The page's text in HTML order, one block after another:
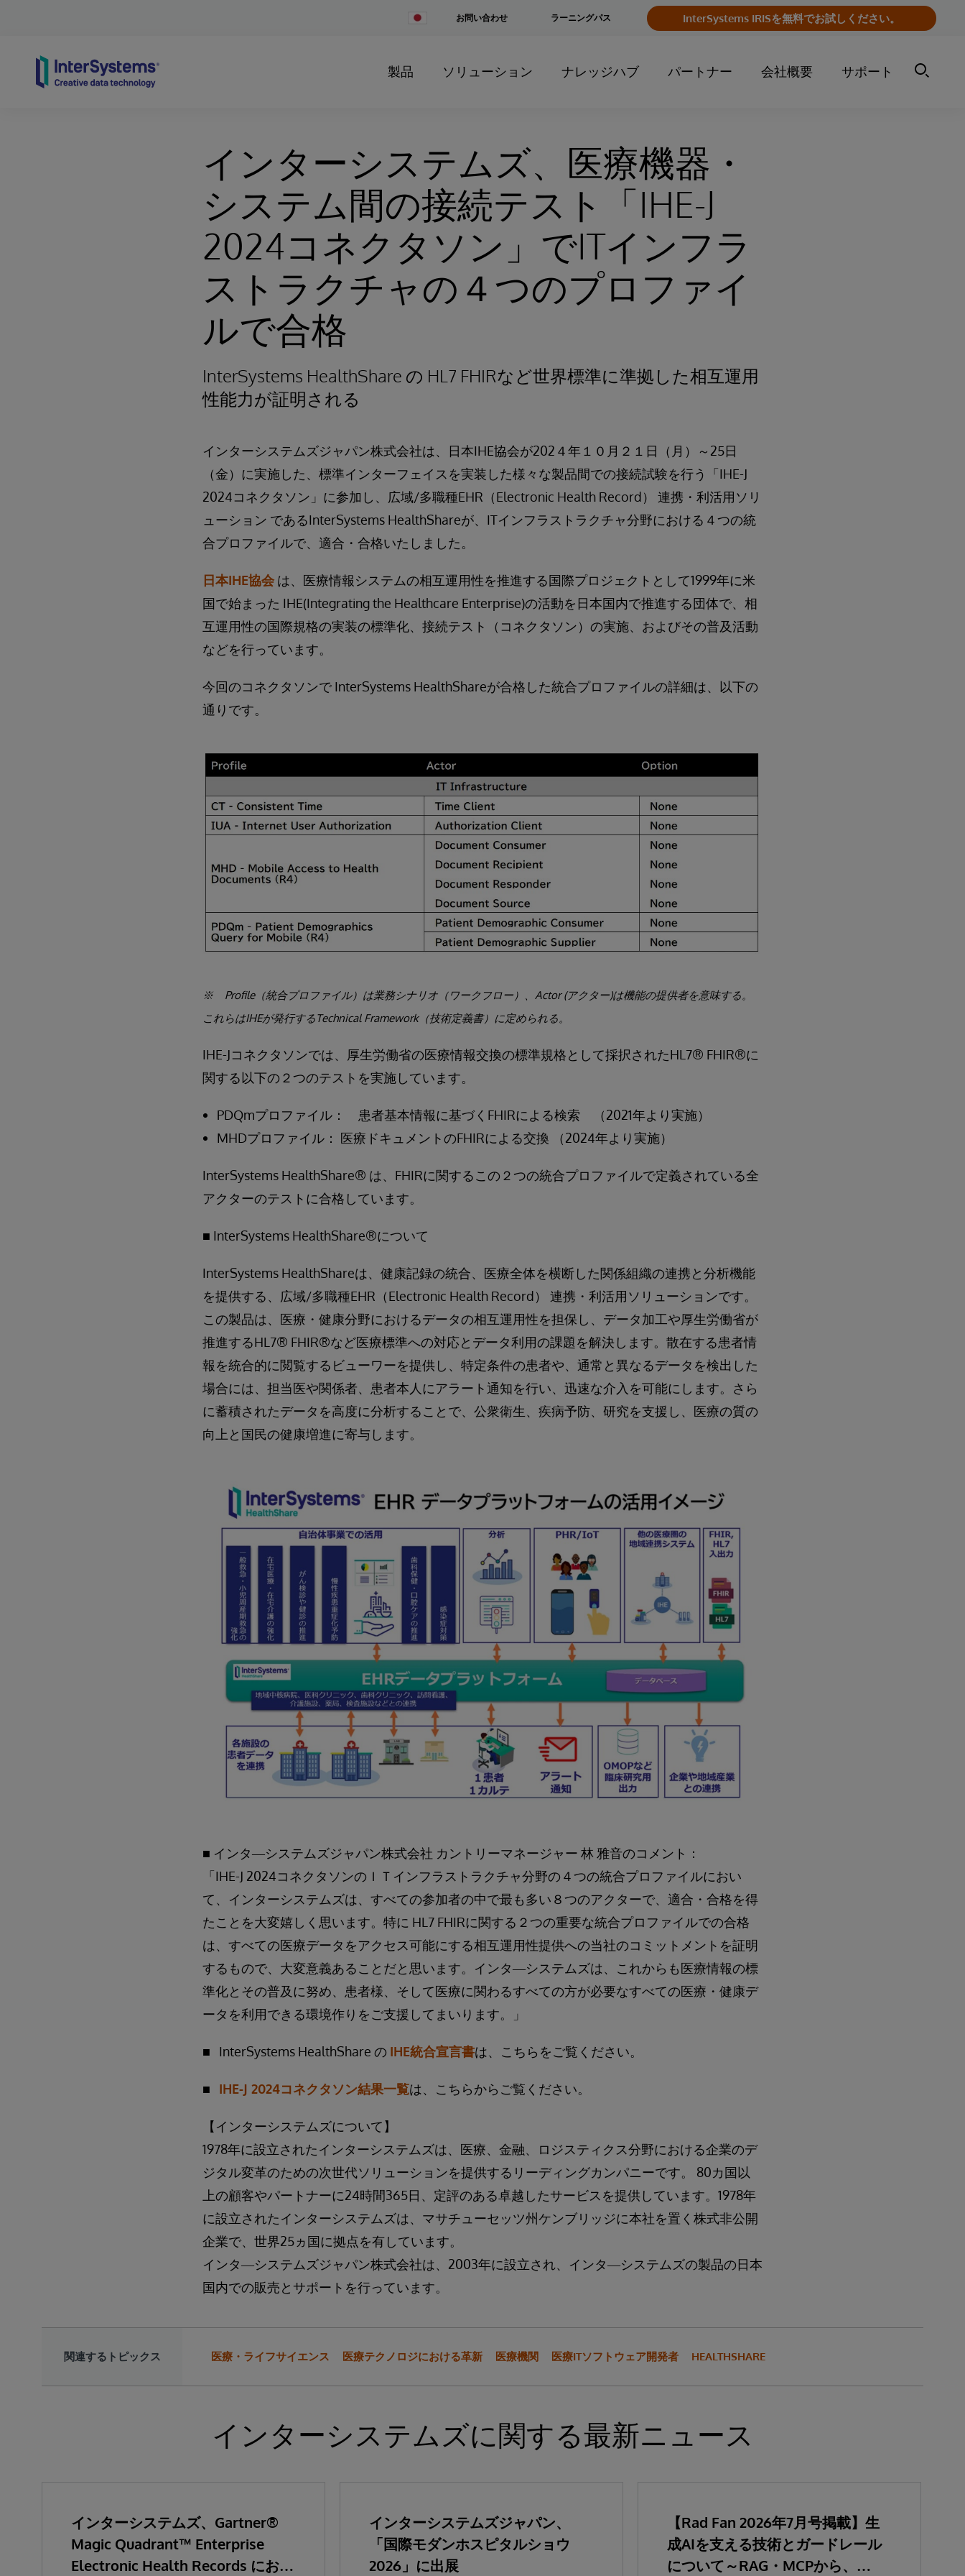
Change
お問い合わせ InterSystems IRISを無料でお試しください。
ラーニングパス
製品 ソリューション ナレッジハブ パートナー 会社概要 サポート
インターシステムズ、医療機器・
システム間の接続テスト「IHE-J
2024コネクタソン」でITインフラ
ストラクチャの４つのプロファイ
ルで合格
InterSystems HealthShare の HL7 FHIRなど世界標準に準拠した相互運用
性能力が証明される
インターシステムズジャパン株式会社は、日本IHE協会が202４年１０月２１日（月）～25日
（金）に実施した、標準インターフェイスを実装した様々な製品間での接続試験を行う「IHE-J
2024コネクタソン」に参加し、広域/多職種EHR（Electronic Health Record） 連携・利活用ソリ
ューション であるInterSystems HealthShareが、ITインフラストラクチャ分野における４つの統
合プロファイルで、適合・合格いたしました。
日本IHE協会 は、医療情報システムの相互運用性を推進する国際プロジェクトとして1999年に米
国で始まった IHE(Integrating the Healthcare Enterprise)の活動を日本国内で推進する団体で、相
互運用性の国際規格の実装の標準化、接続テスト（コネクタソン）の実施、およびその普及活動
などを行っています。
今回のコネクタソンで InterSystems HealthShareが合格した統合プロファイルの詳細は、以下の
通りです。
※ Profile（統合プロファイル）は業務シナリオ（ワークフロー）、Actor (アクター)は機能の提供者を意味する。
これらはIHEが発行するTechnical Framework（技術定義書）に定められる。
IHE-Jコネクタソンでは、厚生労働省の医療情報交換の標準規格として採択されたHL7® FHIR®に
関する以下の２つのテストを実施しています。
PDQmプロファイル： 患者基本情報に基づくFHIRによる検索 （2021年より実施）
MHDプロファイル： 医療ドキュメントのFHIRによる交換 （2024年より実施）
InterSystems HealthShare® は、FHIRに関するこの２つの統合プロファイルで定義されている全
アクターのテストに合格しています。
■ InterSystems HealthShare®について
InterSystems HealthShareは、健康記録の統合、医療全体を横断した関係組織の連携と分析機能
を提供する、広域/多職種EHR（Electronic Health Record） 連携・利活用ソリューションです。
この製品は、医療・健康分野におけるデータの相互運用性を担保し、データ加工や厚生労働省が
推進するHL7® FHIR®など医療標準への対応とデータ利用の課題を解決します。散在する患者情
報を統合的に閲覧するビューワーを提供し、特定条件の患者や、通常と異なるデータを検出した
場合には、担当医や関係者、患者本人にアラート通知を行い、迅速な介入を可能にします。さら
に蓄積されたデータを高度に分析することで、公衆衛生、疾病予防、研究を支援し、医療の質の
向上と国民の健康増進に寄与します。
■ インタ―システムズジャパン株式会社 カントリーマネージャー 林 雅音のコメント：
「IHE-J 2024コネクタソンのＩＴインフラストラクチャ分野の４つの統合プロファイルにおい
て、インターシステムズは、すべての参加者の中で最も多い８つのアクターで、適合・合格を得
たことを大変嬉しく思います。特に HL7 FHIRに関する２つの重要な統合プロファイルでの合格
は、すべての医療データをアクセス可能にする相互運用性提供への当社のコミットメントを証明
するもので、大変意義あることだと思います。インタ―システムズは、これからも医療情報の標
準化とその普及に努め、患者様、そして医療に関わるすべての方が必要なすべての医療・健康デ
ータを利用できる環境作りをご支援してまいります。」
■ InterSystems HealthShare の IHE統合宣言書は、こちらをご覧ください。
■ IHE-J 2024コネクタソン結果一覧は、こちらからご覧ください。
【インターシステムズについて】
1978年に設立されたインターシステムズは、医療、金融、ロジスティクス分野における企業のデ
ジタル変革のための次世代ソリューションを提供するリーディングカンパニーです。 80カ国以
上の顧客やパートナーに24時間365日、定評のある卓越したサービスを提供しています。1978年
に設立されたインターシステムズは、マサチューセッツ州ケンブリッジに本社を置く株式非公開
企業で、世界25ヵ国に拠点を有しています。
インタ―システムズジャパン株式会社は、2003年に設立され、インタ―システムズの製品の日本
国内での販売とサポートを行っています。
関連するトピックス 医療・ライフサイエンス 医療テクノロジにおける革新 医療機関 医療ITソフトウェア開発者 HEALTHSHARE
インターシステムズに関する最新ニュース
インターシステムズ、Gartner®
Magic Quadrant™ Enterprise
Electronic Health Records におい
インターシステムズジャパン、
「国際モダンホスピタルショウ
2026」に出展
【Rad Fan 2026年7月号掲載】生
成AIを支える技術とガードレール
について～RAG・MCPから、